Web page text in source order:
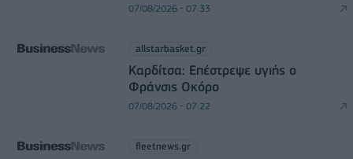
07/08/2026 - 07:33
allstarbasket.gr
Καρδίτσα: Επέστρεψε υγιής ο
Φράνσις Οκόρο
07/08/2026 - 07:22
fleetnews.gr